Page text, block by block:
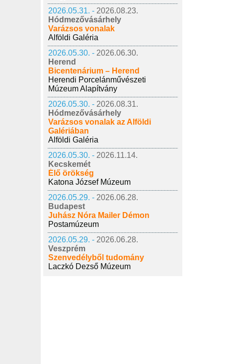
2026.05.31. - 2026.08.23.
Hódmezővásárhely
Varázsos vonalak
Alföldi Galéria
2026.05.30. - 2026.06.30.
Herend
Bicentenárium – Herend
Herendi Porcelánművészeti
Múzeum Alapítvány
2026.05.30. - 2026.08.31.
Hódmezővásárhely
Varázsos vonalak az Alföldi
Galériában
Alföldi Galéria
2026.05.30. - 2026.11.14.
Kecskemét
Élő örökség
Katona József Múzeum
2026.05.29. - 2026.06.28.
Budapest
Juhász Nóra Mailer Démon
Postamúzeum
2026.05.29. - 2026.06.28.
Veszprém
Szenvedélyből tudomány
Laczkó Dezső Múzeum